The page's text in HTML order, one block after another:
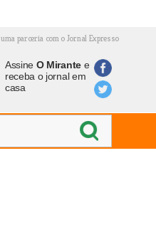
uma parceria com o Jornal Expresso
Assine O Mirantee
receba o jornal em
casa